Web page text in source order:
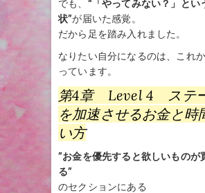
でも、 “「やってみない？」とい
状”が届いた感覚。
だから足を踏み入れました。
なりたい自分になるのは、これ
っています。
第4章 Level 4 ステ
を加速させるお金と時
い方
”お金を優先すると欲しいものが
る”
のセクションにある